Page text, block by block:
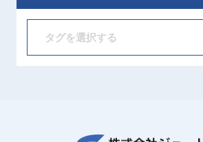
タグを選択する